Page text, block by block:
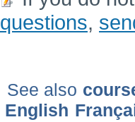
questions,
See also
English